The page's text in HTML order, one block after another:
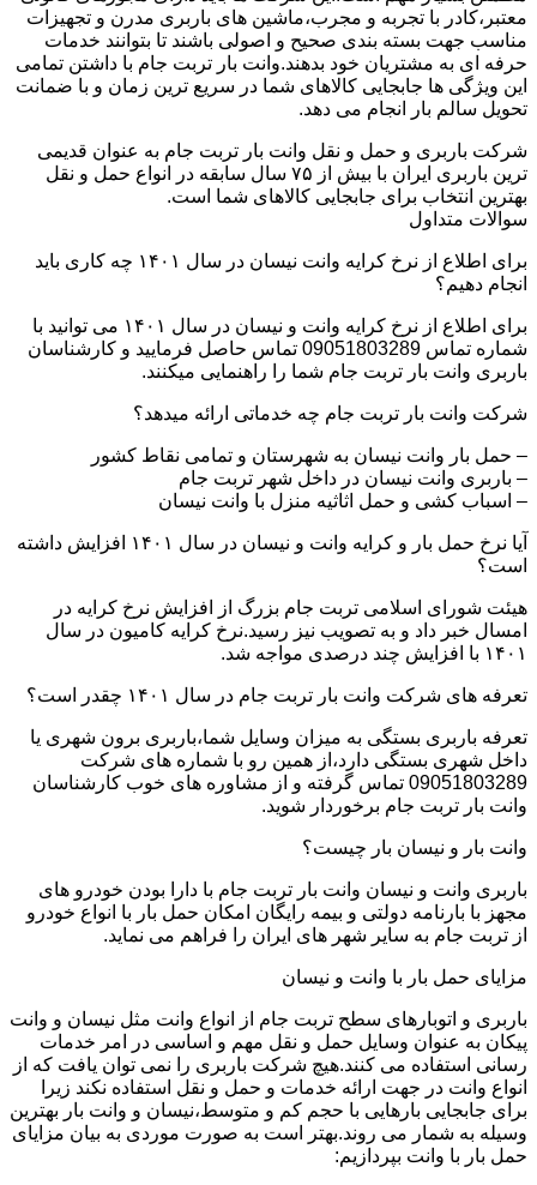
معتبر،کادر با تجربه و مجرب،ماشین های باربری مدرن و تجهیزات
مناسب جهت بسته بندی صحیح و اصولی باشند تا بتوانند خدمات
حرفه ای به مشتریان خود بدهند.وانت بار تربت جام با داشتن تمامی
این ویژگی ها جابجایی کالاهای شما در سریع ترین زمان و با ضمانت
تحویل سالم بار انجام می دهد.
شرکت باربری و حمل و نقل وانت بار تربت جام به عنوان قدیمی
ترین باربری ایران با بیش از ۷۵ سال سابقه در انواع حمل و نقل
بهترین انتخاب برای جابجایی کالاهای شما است.
سوالات متداول
برای اطلاع از نرخ کرایه وانت نیسان در سال ۱۴۰۱ چه کاری باید
انجام دهیم؟
برای اطلاع از نرخ کرایه وانت و نیسان در سال ۱۴۰۱ می توانید با
شماره تماس 09051803289 تماس حاصل فرمایید و کارشناسان
باربری وانت بار تربت جام شما را راهنمایی میکنند.
شرکت وانت بار تربت جام چه خدماتی ارائه میدهد؟
– حمل بار وانت نیسان به شهرستان و تمامی نقاط کشور
– باربری وانت نیسان در داخل شهر تربت جام
– اسباب کشی و حمل اثاثیه منزل با وانت نیسان
آیا نرخ حمل بار و کرایه وانت و نیسان در سال ۱۴۰۱ افزایش داشته
است؟
هیئت شورای اسلامی تربت جام بزرگ از افزایش نرخ کرایه در
امسال خبر داد و به تصویب نیز رسید.نرخ کرایه کامیون در سال
۱۴۰۱ با افزایش چند درصدی مواجه شد.
تعرفه های شرکت وانت بار تربت جام در سال ۱۴۰۱ چقدر است؟
تعرفه باربری بستگی به میزان وسایل شما،باربری برون شهری یا
داخل شهری بستگی دارد،از همین رو با شماره های شرکت
09051803289 تماس گرفته و از مشاوره های خوب کارشناسان
وانت بار تربت جام برخوردار شوید.
وانت بار و نیسان بار چیست؟
باربری وانت و نیسان وانت بار تربت جام با دارا بودن خودرو های
مجهز با بارنامه دولتی و بیمه رایگان امکان حمل بار با انواع خودرو
از تربت جام به سایر شهر های ایران را فراهم می نماید.
مزایای حمل بار با وانت و نیسان
باربری و اتوبارهای سطح تربت جام از انواع وانت مثل نیسان و وانت
پیکان به عنوان وسایل حمل و نقل مهم و اساسی در امر خدمات
رسانی استفاده می کنند.هیچ شرکت باربری را نمی توان یافت که از
انواع وانت در جهت ارائه خدمات و حمل و نقل استفاده نکند زیرا
برای جابجایی بارهایی با حجم کم و متوسط،نیسان و وانت بار بهترین
وسیله به شمار می روند.بهتر است به صورت موردی به بیان مزایای
حمل بار با وانت بپردازیم: